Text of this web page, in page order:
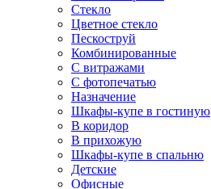
Стекло
Цветное стекло
Пескоструй
Комбинированные
С витражами
С фотопечатью
Назначение
Шкафы-купе в гостиную
В коридор
В прихожую
Шкафы-купе в спальню
Детские
Офисные